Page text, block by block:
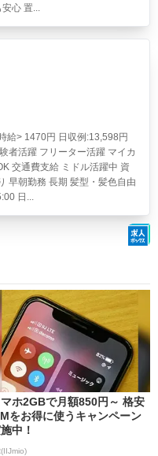
心 置...
給> 1470円 日収例:13,598円
者活躍 フリーター活躍 マイカ
交通費支給 ミドル活躍中 資
早朝勤務 長期 髪型・髪色自由
日...
マホ2GBで月額850円～ 格安
をお得に使うキャンペーン
中！